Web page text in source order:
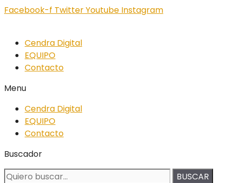
Facebook-f TwitterYoutube Instagram
Cendra Digital
EQUIPO
Contacto
Menu
Cendra Digital
EQUIPO
Contacto
Buscador
BUSCAR